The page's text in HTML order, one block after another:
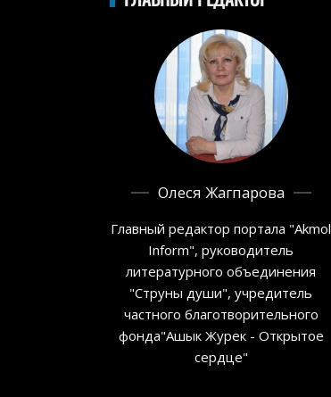
Олеся Жагпарова
Главный редактор портала "Akmol
Inform", руководитель
литературного объединения
"Струны души", учредитель
частного благотворительного
фонда"Ашык Журек - Открытое
сердце"